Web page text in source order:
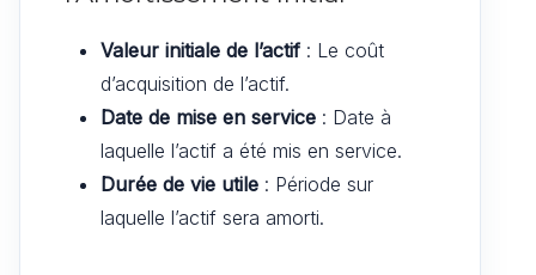
Valeur initiale de l’actif : Le coût
d’acquisition de l’actif.
Date de mise en service : Date à
laquelle l’actif a été mis en service.
Durée de vie utile : Période sur
laquelle l’actif sera amorti.